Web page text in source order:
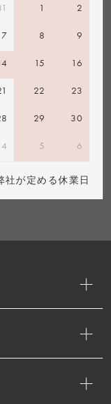
1 2
7 8 9
15 16
22 23
29 30
4 5 6
社が定める休業日